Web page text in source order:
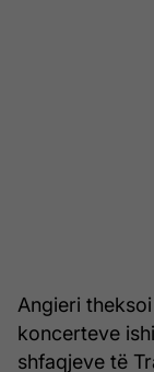
Angieri
koncerteve
shfaqjeve të